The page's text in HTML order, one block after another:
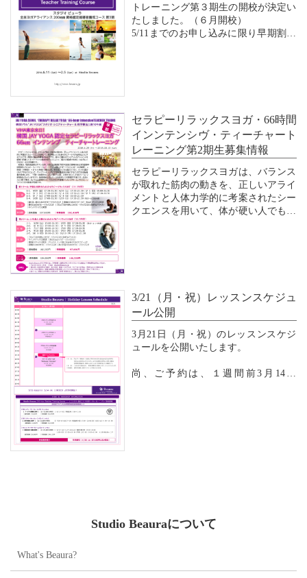
トレーニング第３期生の開校が決定い
たしました。（６月開校）
5/11までのお申し込みに限り早期割引
い」など...
セラピーリラックスヨガ・66時間
インンテンシヴ・ティーチャート
レーニング第2期生募集情報
セラピーリラックスヨガは、バランス
が取れた筋肉の動きを、正しいアライ
メントと人体力学的に考案されたシー
クエンスを用いて、体が硬い人でも滑
3/21（月・祝）レッスンスケジュ
ール公開
3月21日（月・祝）のレッスンスケジ
ュールを公開いたします。
尚、ご予約は、１週間前3月14日
Studio Beauraについて
What's Beaura?